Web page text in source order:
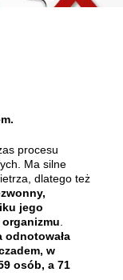
procesu
Ma silne
dlatego też
jego
odnotowała
w
osób, a 71